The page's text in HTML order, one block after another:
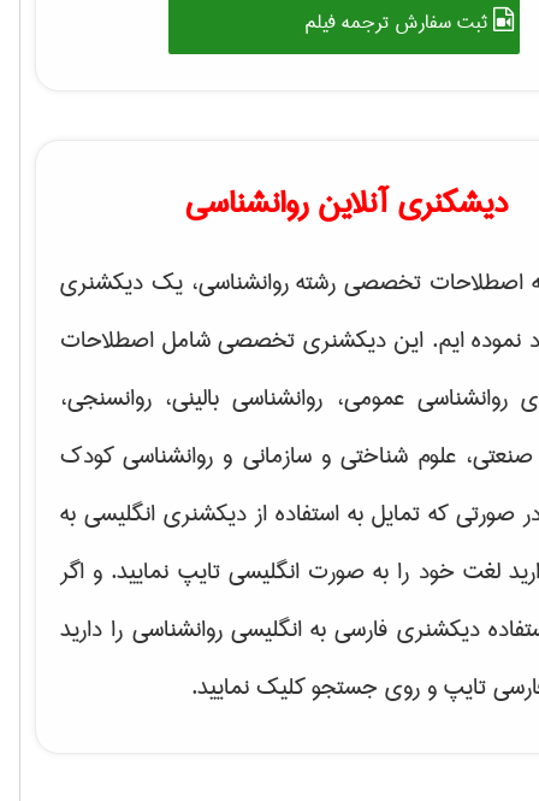
ثبت سفارش ترجمه فیلم
دیشکنری آنلاین روانشناسی
اصطلاحات تخصصی رشته روانشناسی، یک دیکشنری
نموده ایم. این دیکشنری تخصصی شامل اصطلاحات
روانشناسی عمومی، روانشناسی بالینی، روانسنجی،
صنعتی، علوم شناختی و سازمانی و روانشناسی کودک
صورتی که تمایل به استفاده از دیکشنری انگلیسی به
لغت خود را به صورت انگلیسی تایپ نمایید. و اگر
دیکشنری فارسی به انگلیسی روانشناسی را دارید
تایپ و روی جستجو کلیک نمایید.